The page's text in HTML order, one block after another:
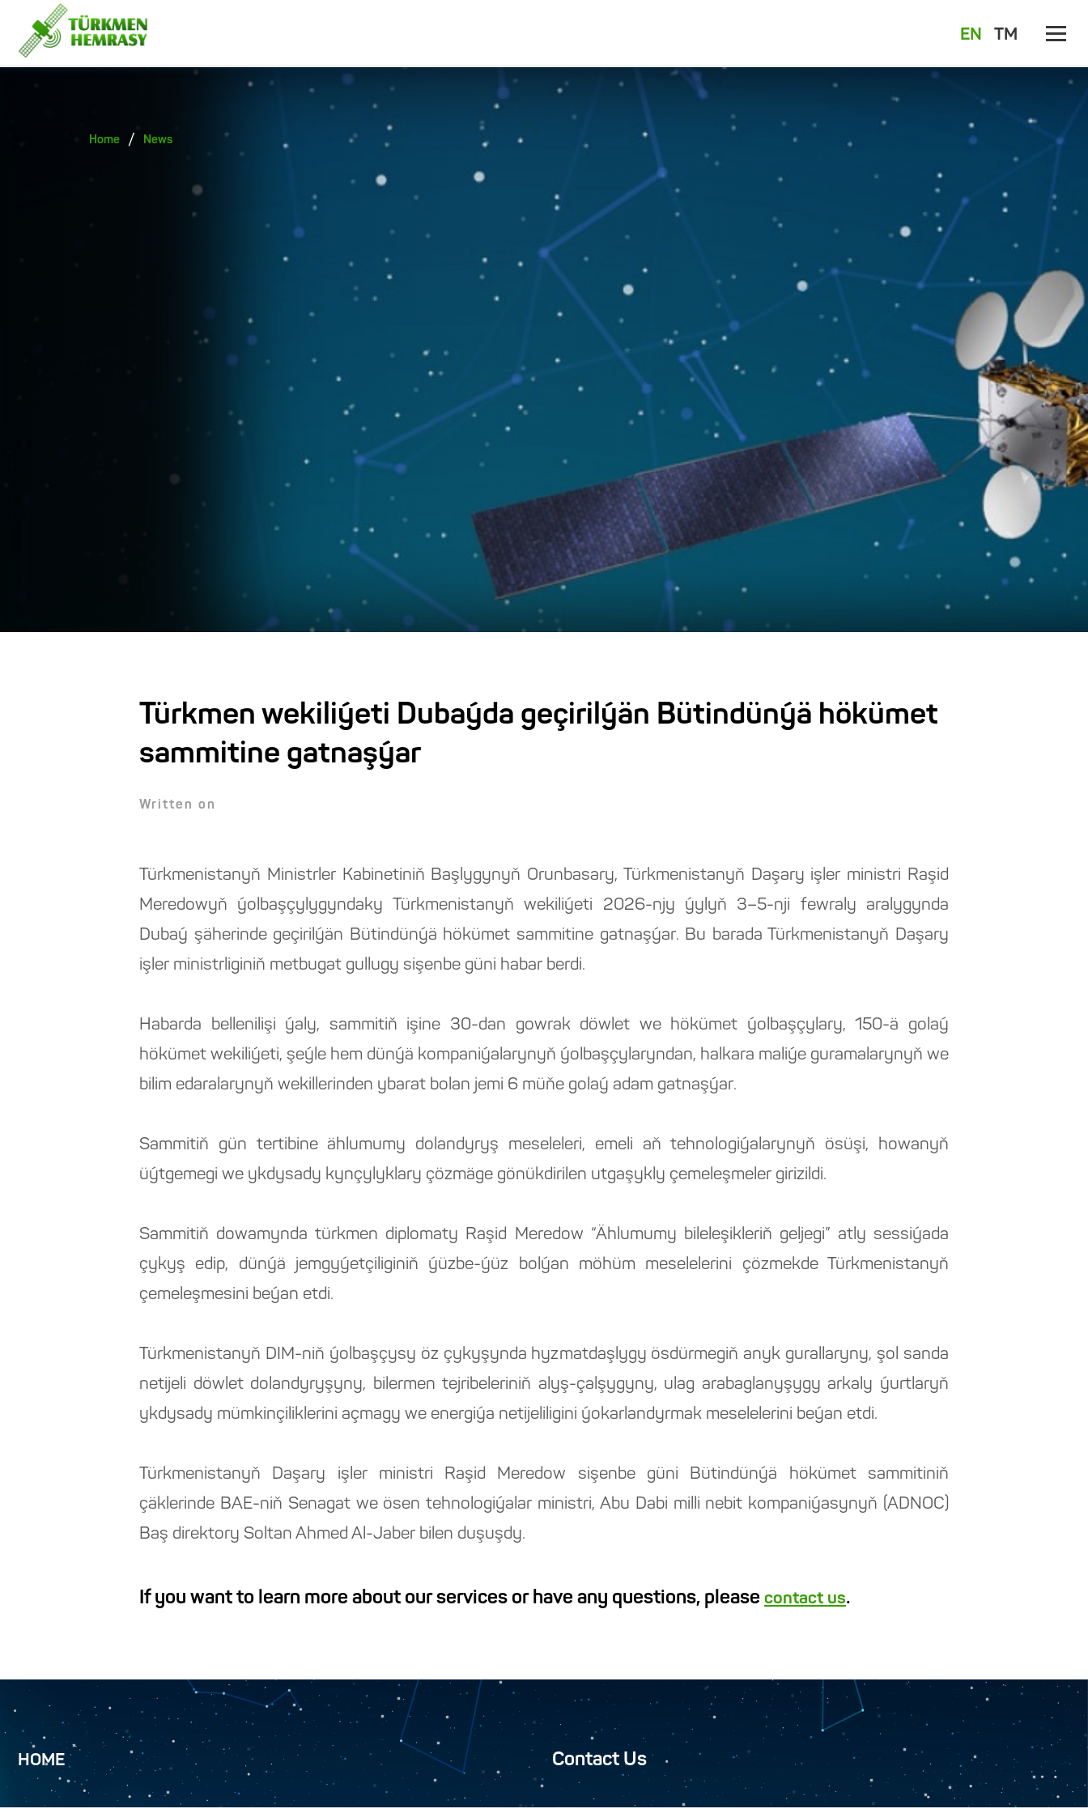
EN TM
Home / News
Türkmen wekiliýeti Dubaýda geçirilýän Bütindünýä hökümet
sammitine gatnaşýar
Written on
Türkmenistanyň Ministrler Kabinetiniň Başlygynyň Orunbasary, Türkmenistanyň Daşary işler ministri Raşid
Meredowyň ýolbaşçylygyndaky Türkmenistanyň wekiliýeti 2026-njy ýylyň 3–5-nji fewraly aralygynda
Dubaý şäherinde geçirilýän Bütindünýä hökümet sammitine gatnaşýar. Bu barada Türkmenistanyň Daşary
işler ministrliginiň metbugat gullugy sişenbe güni habar berdi.
Habarda bellenilişi ýaly, sammitiň işine 30-dan gowrak döwlet we hökümet ýolbaşçylary, 150-ä golaý
hökümet wekiliýeti, şeýle hem dünýä kompaniýalarynyň ýolbaşçylaryndan, halkara maliýe guramalarynyň we
bilim edaralarynyň wekillerinden ybarat bolan jemi 6 müňe golaý adam gatnaşýar.
Sammitiň gün tertibine ählumumy dolandyryş meseleleri, emeli aň tehnologiýalarynyň ösüşi, howanyň
üýtgemegi we ykdysady kynçylyklary çözmäge gönükdirilen utgaşykly çemeleşmeler girizildi.
Sammitiň dowamynda türkmen diplomaty Raşid Meredow “Ählumumy bileleşikleriň geljegi” atly sessiýada
çykyş edip, dünýä jemgyýetçiliginiň ýüzbe-ýüz bolýan möhüm meselelerini çözmekde Türkmenistanyň
çemeleşmesini beýan etdi.
Türkmenistanyň DIM-niň ýolbaşçysy öz çykyşynda hyzmatdaşlygy ösdürmegiň anyk gurallaryny, şol sanda
netijeli döwlet dolandyryşyny, bilermen tejribeleriniň alyş-çalşygyny, ulag arabaglanyşygy arkaly ýurtlaryň
ykdysady mümkinçiliklerini açmagy we energiýa netijeliligini ýokarlandyrmak meselelerini beýan etdi.
Türkmenistanyň Daşary işler ministri Raşid Meredow sişenbe güni Bütindünýä hökümet sammitiniň
çäklerinde BAE-niň Senagat we ösen tehnologiýalar ministri, Abu Dabi milli nebit kompaniýasynyň (ADNOC)
Baş direktory Soltan Ahmed Al-Jaber bilen duşuşdy.
If you want to learn more about our services or have any questions, please contact us.
HOME Contact Us